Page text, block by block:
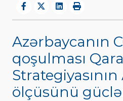
Azərbaycanın
qoşulması
Strategiyasının
ölçüsünü